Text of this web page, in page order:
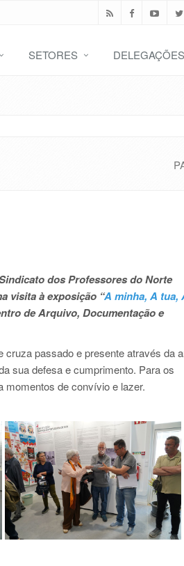
SETORES DELEGAÇÕES
dos Professores do Norte
visita à exposição “A minha, A tua,
de Arquivo, Documentação e
passado e presente através da
sua defesa e cumprimento. Para os
momentos de convívio e lazer.